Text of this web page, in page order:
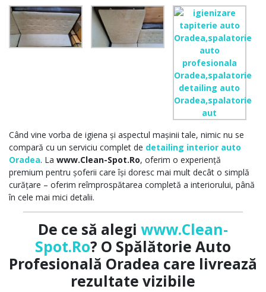
Când vine vorba de igiena și aspectul mașinii tale, nimic nu se
compară cu un serviciu complet de detailing interior auto
Oradea. La www.Clean-Spot.Ro, oferim o experiență
premium pentru șoferii care își doresc mai mult decât o simplă
curățare – oferim reîmprospătarea completă a interiorului, până
în cele mai mici detalii.
De ce să alegi www.Clean-
Spot.Ro? O Spălătorie Auto
Profesională Oradea care livrează
rezultate vizibile